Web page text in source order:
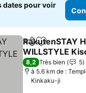
dates pour voir
PartagerAjouter à
RakutenSTAY
WILLSTYLE
8,2 Très bien
5
à 5.6 km de :
Kinkaku-ji